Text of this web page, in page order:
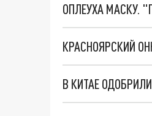
ОПЛЕУХА МАСКУ.
КРАСНОЯРСКИЙ
В КИТАЕ